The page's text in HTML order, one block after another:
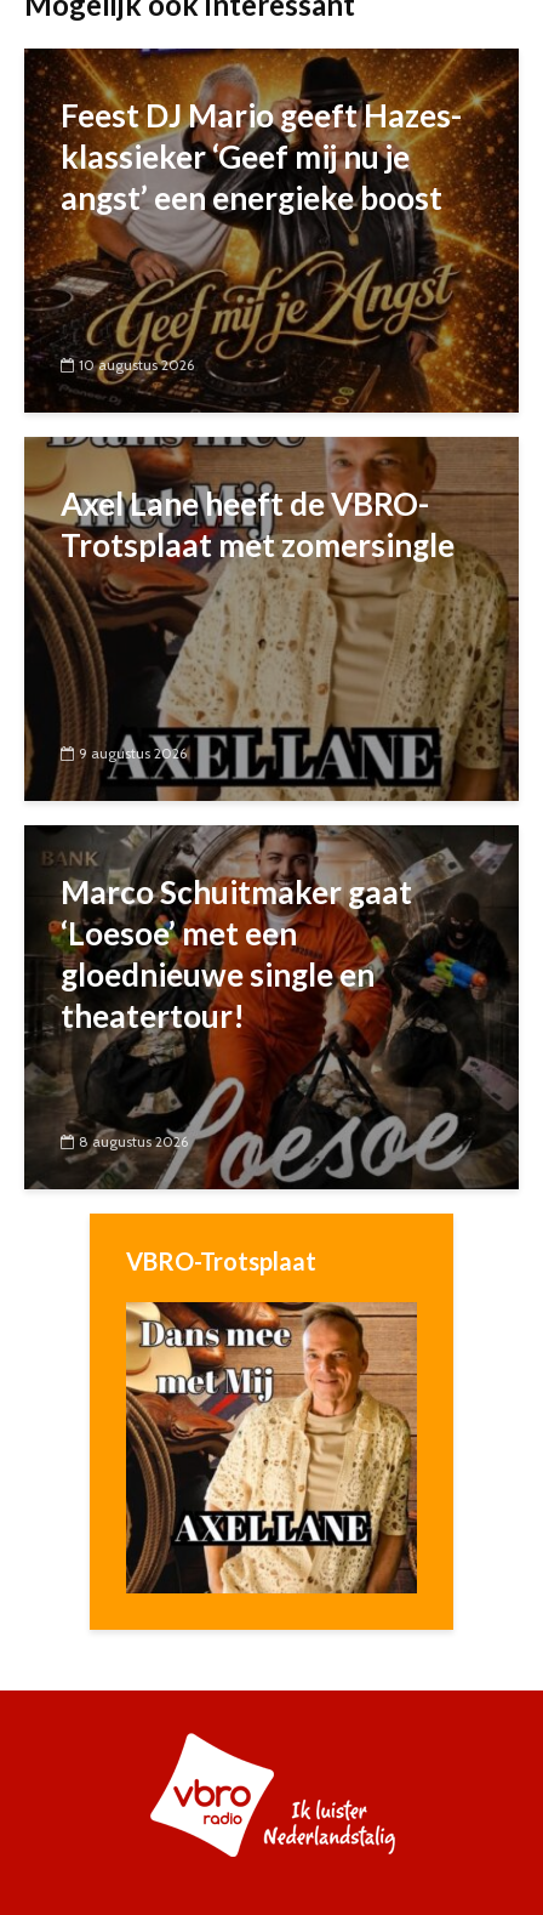
Feest DJ Mario geeft Hazes-
klassieker ‘Geef mij nu je
angst’ een energieke boost
10 augustus 2026
Axel Lane heeft de VBRO-
Trotsplaat met zomersingle
9 augustus 2026
Marco Schuitmaker gaat
‘Loesoe’ met een
gloednieuwe single en
theatertour!
8 augustus 2026
VBRO-Trotsplaat